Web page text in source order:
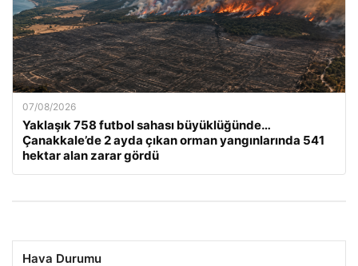
07/08/2026
Yaklaşık 758 futbol sahası büyüklüğünde…
Çanakkale’de 2 ayda çıkan orman yangınlarında 541
hektar alan zarar gördü
Hava Durumu